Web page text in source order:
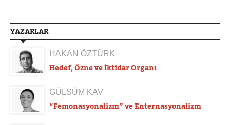
YAZARLAR
HAKAN ÖZTÜRK
Hedef, Özne ve İktidar Organı
GÜLSÜM KAV
“Femonasyonalizm” ve Enternasyonalizm